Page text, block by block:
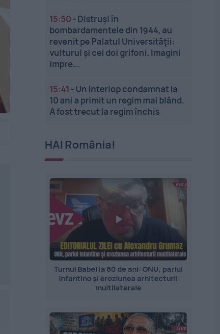
15:50 - Distruși în
bombardamentele din 1944, au
revenit pe Palatul Universității:
vulturul și cei doi grifoni. Imagini
impre...
15:41 - Un interlop condamnat la
10 ani a primit un regim mai blând.
A fost trecut la regim închis
HAI România!
Turnul Babel la 80 de ani: ONU, pariul
Infantino și eroziunea arhitecturii
multilaterale